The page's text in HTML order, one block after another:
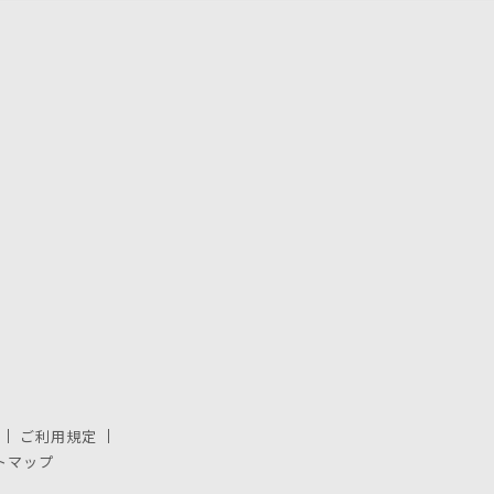
開きます。
いウィンドウで開きます。
ご利用規定
マップ